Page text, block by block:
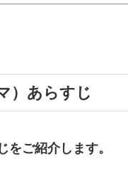
）あらすじ
をご紹介します。